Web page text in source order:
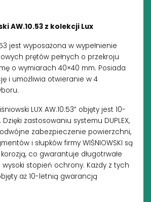
AW.10.53 z kolekcji Lux
jest wyposażona w wypełnienie
prętów pełnych o przekroju
o wymiarach 40×40 mm. Posiada
i umożliwia otwieranie w 4
LUX AW.10.53” objęty jest 10-
zastosowaniu systemu DUPLEX,
zabezpieczenie powierzchni,
i słupków firmy WIŚNIOWSKI są
co gwarantuje długotrwałe
stopień ochrony. Każdy z tych
aż 10-letnią gwarancją